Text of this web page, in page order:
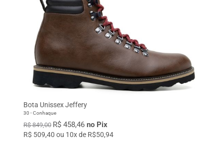
Bota Unissex Jeffery
30 - Conhaque
R$ 849,00 R$ 458,46 no Pix
R$ 509,40 ou 10x de R$50,94